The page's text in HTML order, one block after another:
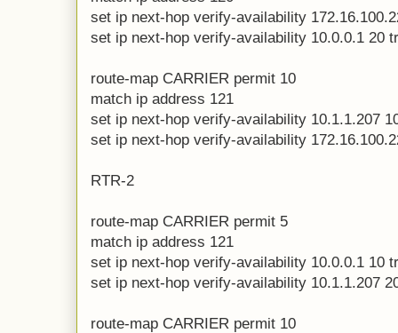
set ip next-hop verify-availability
set ip next-hop verify-availability 10.0.0.1 20
route-map CARRIER permit 10
match ip address 121
set ip next-hop verify-availability 10.1.1.207
set ip next-hop verify-availability
RTR-2
route-map CARRIER permit 5
match ip address 121
set ip next-hop verify-availability 10.0.0.1 10
set ip next-hop verify-availability 10.1.1.207
route-map CARRIER permit 10